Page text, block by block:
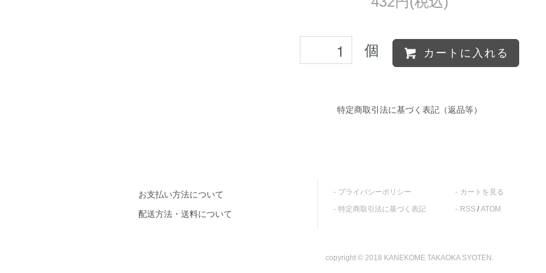
個 カートに入れる
特定商取引法に基づく表記（返品等）
お支払い方法について
配送方法・送料について
プライバシーポリシー
特定商取引法に基づく表記
カートを見る
RSS/ATOM
copyright © 2018 KANEKOME TAKAOKA SYOTEN.